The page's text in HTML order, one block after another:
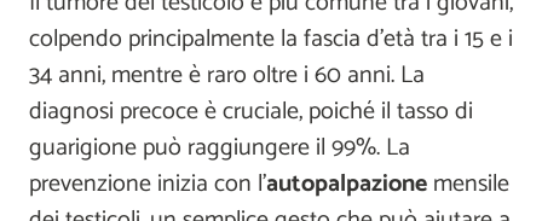
colpendo principalmente la fascia d'età tra i 15 e i
34 anni, mentre è raro oltre i 60 anni. La
diagnosi precoce è cruciale, poiché il tasso di
guarigione può raggiungere il 99%. La
prevenzione inizia con l'autopalpazionemensile